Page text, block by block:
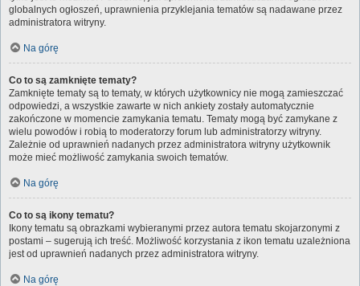
globalnych ogłoszeń, uprawnienia przyklejania tematów są nadawane przez
administratora witryny.
Na górę
Co to są zamknięte tematy?
Zamknięte tematy są to tematy, w których użytkownicy nie mogą zamieszczać
odpowiedzi, a wszystkie zawarte w nich ankiety zostały automatycznie
zakończone w momencie zamykania tematu. Tematy mogą być zamykane z
wielu powodów i robią to moderatorzy forum lub administratorzy witryny.
Zależnie od uprawnień nadanych przez administratora witryny użytkownik
może mieć możliwość zamykania swoich tematów.
Na górę
Co to są ikony tematu?
Ikony tematu są obrazkami wybieranymi przez autora tematu skojarzonymi z
postami – sugerują ich treść. Możliwość korzystania z ikon tematu uzależniona
jest od uprawnień nadanych przez administratora witryny.
Na górę